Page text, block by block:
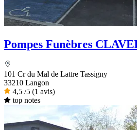
Pompes Funèbres
101 Cr du Mal de Lattre Tassigny
33210 Langon
4,5 /5 (1 avis)
top notes